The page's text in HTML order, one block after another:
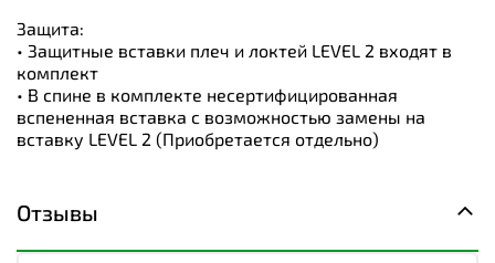
Защита:
• Защитные вставки плеч и локтей LEVEL 2 входят в
комплект
• В спине в комплекте несертифицированная
вспененная вставка с возможностью замены на
вставку LEVEL 2 (Приобретается отдельно)
Отзывы